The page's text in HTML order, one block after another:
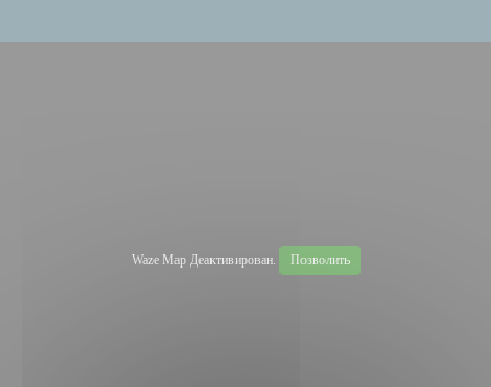
Waze Map Деактивирован. Позволить